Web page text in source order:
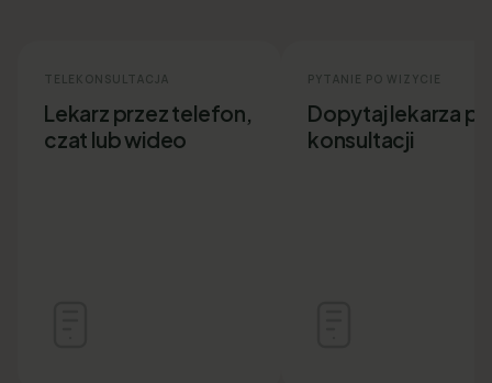
TELEKONSULTACJA
Lekarz przez telefon,
czat lub wideo
PYTANIE PO WIZYCIE
Dopytaj lekarza po
konsultacji